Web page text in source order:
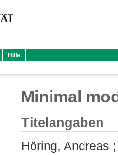
Hilfe
Minimal
Titelangaben
Höring, Andreas